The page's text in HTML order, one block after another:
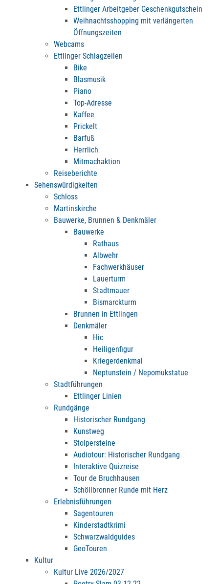
Ettlinger Arbeitgeber Geschenkgutschein
Weihnachtsshopping mit verlängerten
Öffnungszeiten
Webcams
Ettlinger Schlagzeilen
Bike
Blasmusik
Piano
Top-Adresse
Kaffee
Prickelt
Barfuß
Herrlich
Mitmachaktion
Reiseberichte
Sehenswürdigkeiten
Schloss
Martinskirche
Bauwerke, Brunnen & Denkmäler
Bauwerke
Rathaus
Albwehr
Fachwerkhäuser
Lauerturm
Stadtmauer
Bismarckturm
Brunnen in Ettlingen
Denkmäler
Hic
Heiligenfigur
Kriegerdenkmal
Neptunstein / Nepomukstatue
Stadtführungen
Ettlinger Linien
Rundgänge
Historischer Rundgang
Kunstweg
Stolpersteine
Audiotour: Historischer Rundgang
Interaktive Quizreise
Tour de Bruchhausen
Schöllbronner Runde mit Herz
Erlebnisführungen
Sagentouren
Kinderstadtkrimi
Schwarzwaldguides
GeoTouren
Kultur
Kultur Live 2026/2027